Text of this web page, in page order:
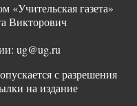
«Учительская газета»
Викторович
ug@ug.ru
с разрешения
на издание